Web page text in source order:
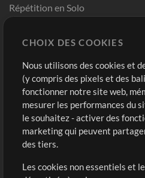
Répétition en Solo
Modèles ProPresenter
Sons
Boutique
Acheter des crédits
Contenu gratuit
Demander les pistes
CHOIX DES COOKIES
Nous utilisons des cookies et
(y compris des pixels et des
fonctionner notre site web,
mesurer les performances du
le souhaitez - activer des
marketing qui peuvent
des tiers.
Les cookies non essentiels et